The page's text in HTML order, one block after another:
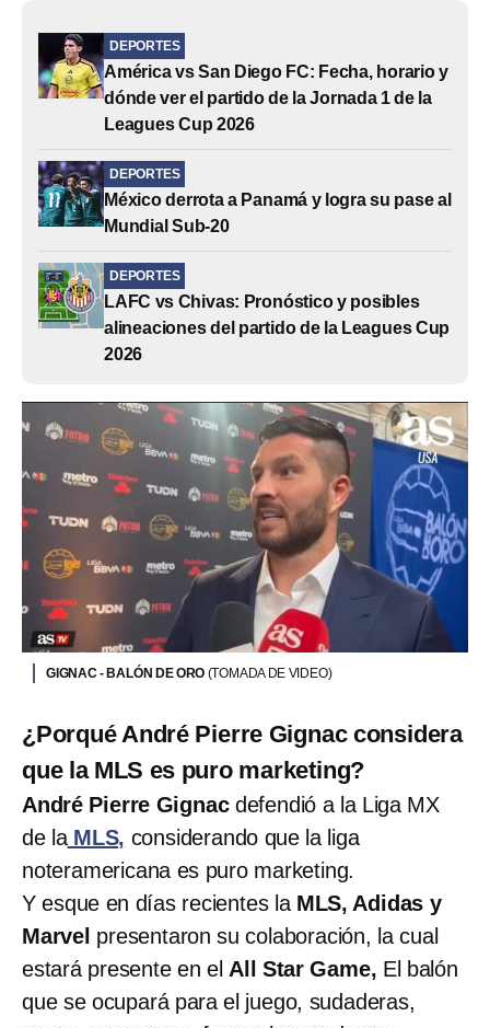
DEPORTES
América vs San Diego FC: Fecha, horario y
dónde ver el partido de la Jornada 1 de la
Leagues Cup 2026
DEPORTES
México derrota a Panamá y logra su pase al
Mundial Sub-20
DEPORTES
LAFC vs Chivas: Pronóstico y posibles
alineaciones del partido de la Leagues Cup
2026
GIGNAC - BALÓN DE ORO (TOMADA DE VIDEO)
¿Porqué André Pierre Gignac considera
que la MLS es puro marketing?
André Pierre Gignacdefendió a la Liga MX
de la MLS, considerando que la liga
noteramericana es puro marketing.
Y esque en días recientes la MLS, Adidas y
Marvel presentaron su colaboración, la cual
estará presente en el All Star Game, El balón
que se ocupará para el juego, sudaderas,